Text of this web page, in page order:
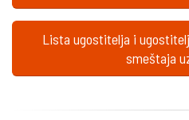
Lista ugostitelja i
smeštaja